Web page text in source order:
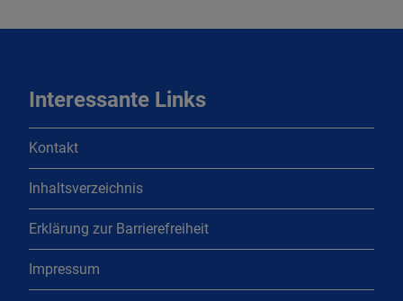
Interessante Links
Kontakt
Inhaltsverzeichnis
Erklärung zur Barrierefreiheit
Impressum